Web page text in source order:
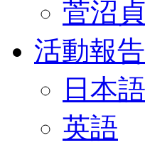
菅沼
活動報告
日本語
英語